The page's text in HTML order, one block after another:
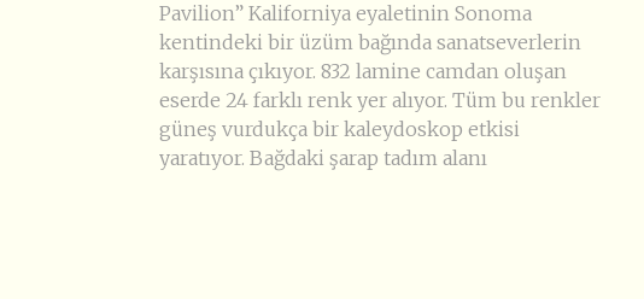
Pavilion” Kaliforniya eyaletinin Sonoma
kentindeki bir üzüm bağında sanatseverlerin
karşısına çıkıyor. 832 lamine camdan oluşan
eserde 24 farklı renk yer alıyor. Tüm bu renkler
güneş vurdukça bir kaleydoskop etkisi
yaratıyor. Bağdaki şarap tadım alanı